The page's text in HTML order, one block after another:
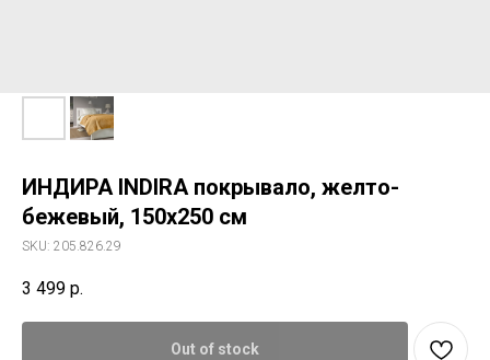
ИНДИРА INDIRA покрывало, желто-
бежевый, 150х250 см
SKU: 205.826.29
3 499 р.
Out of stock